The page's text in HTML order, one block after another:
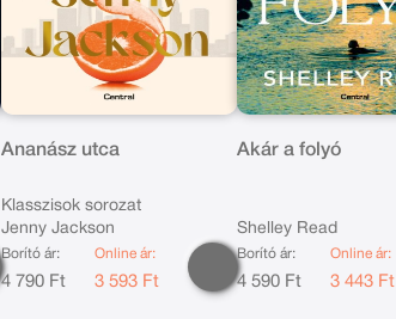
Ananász utca
Klasszisok sorozat
Jenny Jackson
Borító ár:
4 790 Ft
Online ár:
3 593 Ft
Akár a folyó
Shelley Read
Borító ár:
4 590 Ft
Online ár:
3 443 Ft